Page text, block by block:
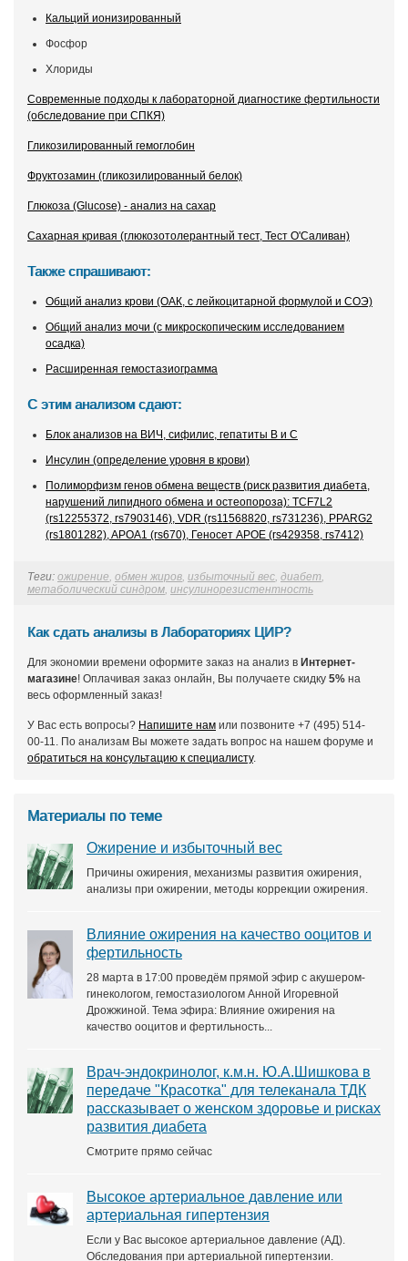
Кальций ионизированный
Фосфор
Хлориды
Современные подходы к лабораторной диагностике фертильности
(обследование при СПКЯ)
Гликозилированный гемоглобин
Фруктозамин (гликозилированный белок)
Глюкоза (Glucose) - анализ на сахар
Сахарная кривая (глюкозотолерантный тест, Тест О'Саливан)
Также спрашивают:
Общий анализ крови (ОАК, с лейкоцитарной формулой и СОЭ)
Общий анализ мочи (с микроскопическим исследованием
осадка)
Расширенная гемостазиограмма
С этим анализом сдают:
Блок анализов на ВИЧ, сифилис, гепатиты В и С
Инсулин (определение уровня в крови)
Полиморфизм генов обмена веществ (риск развития диабета,
нарушений липидного обмена и остеопороза): TCF7L2
(rs12255372, rs7903146), VDR (rs11568820, rs731236), PPARG2
(rs1801282), APOA1 (rs670), Геносет APOE (rs429358, rs7412)
Теги: ожирение, обмен жиров, избыточный вес, диабет,
метаболический синдром, инсулинорезистентность
Как сдать анализы в Лабораториях ЦИР?
Для экономии времени оформите заказ на анализ в Интернет-
магазине! Оплачивая заказ онлайн, Вы получаете скидку 5% на
весь оформленный заказ!
У Вас есть вопросы? Напишите нам или позвоните +7 (495) 514-
00-11. По анализам Вы можете задать вопрос на нашем форуме и
обратиться на консультацию к специалисту.
Материалы по теме
Ожирение и избыточный вес
Причины ожирения, механизмы развития ожирения,
анализы при ожирении, методы коррекции ожирения.
Влияние ожирения на качество ооцитов и
фертильность
28 марта в 17:00 проведём прямой эфир с акушером-
гинекологом, гемостазиологом Анной Игоревной
Дрожжиной. Тема эфира: Влияние ожирения на
качество ооцитов и фертильность...
Врач-эндокринолог, к.м.н. Ю.А.Шишкова в
передаче "Красотка" для телеканала ТДК
рассказывает о женском здоровье и рисках
развития диабета
Смотрите прямо сейчас
Высокое артериальное давление или
артериальная гипертензия
Если у Вас высокое артериальное давление (АД).
Обследования при артериальной гипертензии.